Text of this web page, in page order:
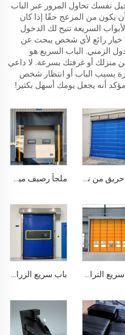
نفسك تحاول المرور عبر الباب
يكون من المزعج حقًا إذا كان
السريعة تتيح لك الدخول
خيار رائع لأي شخص يبحث عن
الزمني. الباب السريع هو
منزلك أو غرفتك بسرعة. لا داعي
بسبب الباب أو انتظار شخص
أنه يجعل يومك أسهل بكثير!
باب حريق من نسيج غير عضوي ملجأ رصيف ميكانيكي
باب سريع التراكم باب سريع الزراعة